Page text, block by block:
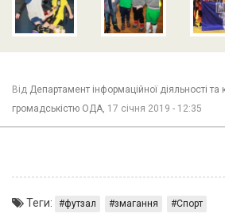
Від Департамент інформаційної діяльності та
громадськістю ОДА, 17 січня 2019 - 12:35
Теги: футзал змагання Спорт